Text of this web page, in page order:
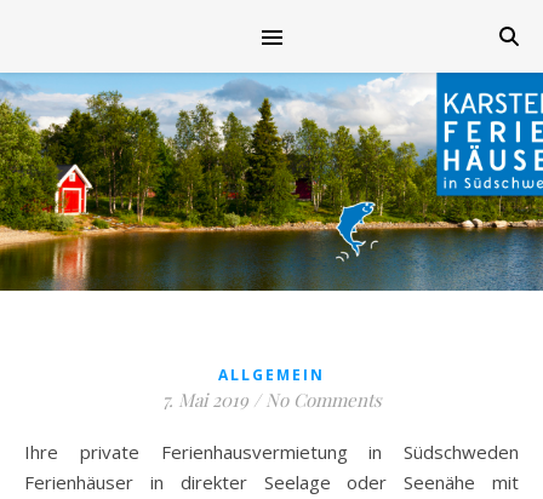
ALLGEMEIN
7. Mai 2019 / No Comments
Ihre private Ferienhausvermietung in Südschweden
Ferienhäuser in direkter Seelage oder Seenähe mit